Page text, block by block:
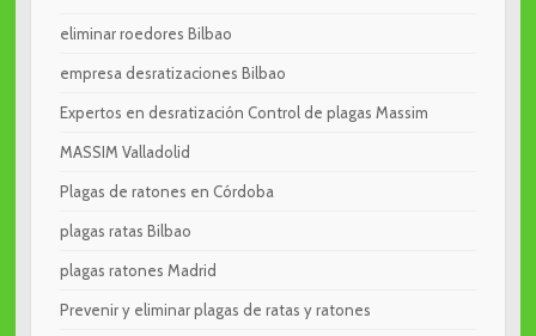
eliminar roedores Bilbao
empresa desratizaciones Bilbao
Expertos en desratización Control de plagas Massim
MASSIM Valladolid
Plagas de ratones en Córdoba
plagas ratas Bilbao
plagas ratones Madrid
Prevenir y eliminar plagas de ratas y ratones